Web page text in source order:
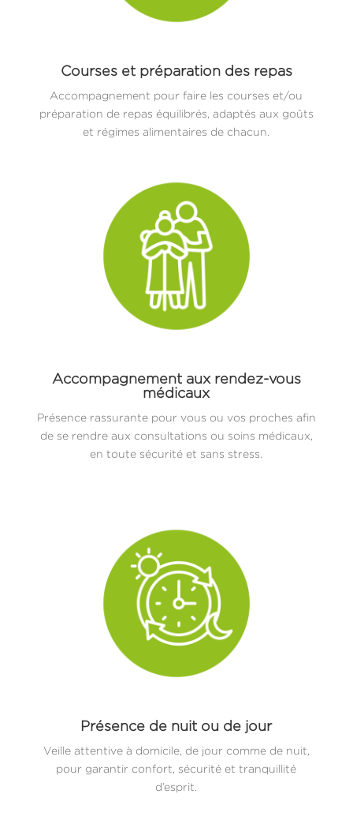
Courses et préparation des repas
Accompagnement pour faire les courses et/ou
préparation de repas équilibrés, adaptés aux goûts
et régimes alimentaires de chacun.
Accompagnement aux rendez-vous
médicaux
Présence rassurante pour vous ou vos proches afin
de se rendre aux consultations ou soins médicaux,
en toute sécurité et sans stress.
Présence de nuit ou de jour
Veille attentive à domicile, de jour comme de nuit,
pour garantir confort, sécurité et tranquillité
d’esprit.